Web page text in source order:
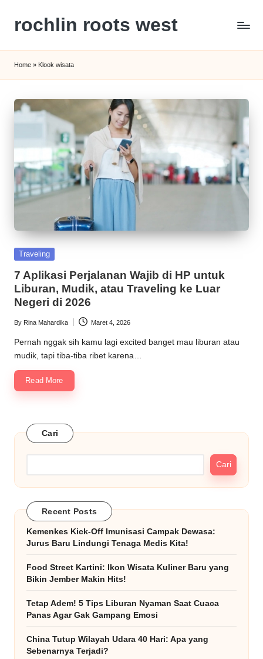
content
rochlin roots west
dan
Kesehatan
Home » Klook wisata
Posted
Traveling
7 Aplikasi Perjalanan Wajib di HP untuk
Liburan, Mudik, atau Traveling ke Luar
Negeri di 2026
Posted
by
By Rina Mahardika Maret 4, 2026
Pernah nggak sih kamu lagi excited banget mau liburan atau
mudik, tapi tiba-tiba ribet karena…
Read More
Cari
Cari
Recent Posts
Kemenkes Kick-Off Imunisasi Campak Dewasa:
Jurus Baru Lindungi Tenaga Medis Kita!
Food Street Kartini: Ikon Wisata Kuliner Baru yang
Bikin Jember Makin Hits!
Tetap Adem! 5 Tips Liburan Nyaman Saat Cuaca
Panas Agar Gak Gampang Emosi
China Tutup Wilayah Udara 40 Hari: Apa yang
Sebenarnya Terjadi?